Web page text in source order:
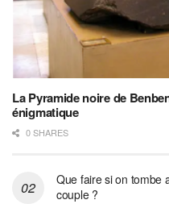
La Pyramide noire de
énigmatique
0 SHARES
Que faire si on tombe
couple ?